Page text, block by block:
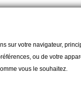
sur votre navigateur,
ou de votre
vous le souhaitez.